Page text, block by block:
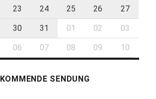
23 24 25 26 27
30 31 01 02 03
06 07 08 09 10
KOMMENDE SENDUNG